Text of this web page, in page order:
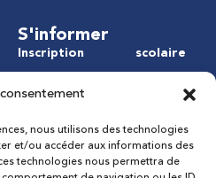
nous utilisons des technologies
et/ou accéder aux informations des
technologies nous permettra de
S'informer
Inscription
pastorale
Vie
scolaire
Contact